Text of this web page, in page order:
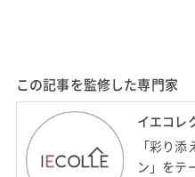
この記事を監修した専門家
イエコレ
「彩り
ン」をテ